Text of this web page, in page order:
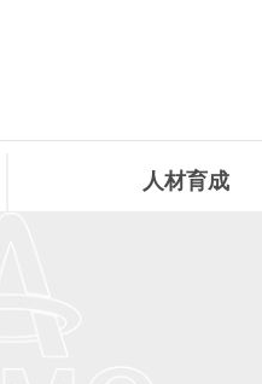
人材育成